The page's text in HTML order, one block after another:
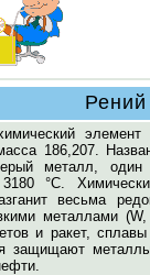
Рений
186,207.
металл,
°С.
весьма
металлами
и ракет,
защищают